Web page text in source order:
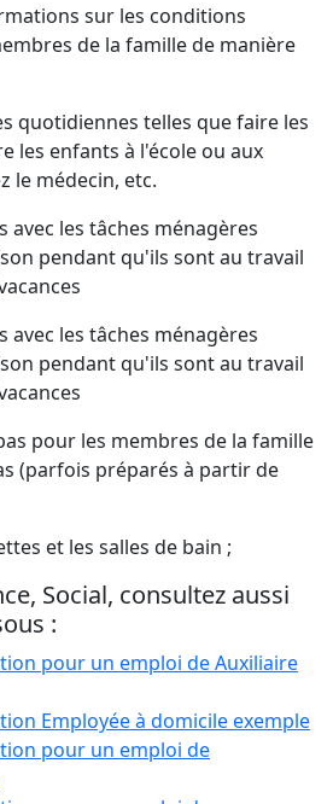
sur les conditions
de la famille de manière
quotidiennes telles que faire les
les enfants à l'école ou aux
le médecin, etc.
avec les tâches ménagères
pendant qu'ils sont au travail
avec les tâches ménagères
pendant qu'ils sont au travail
pour les membres de la famille
(parfois préparés à partir de
et les salles de bain ;
Social, consultez aussi
:
pour un emploi de Auxiliaire
Employée à domicile exemple
pour un emploi de